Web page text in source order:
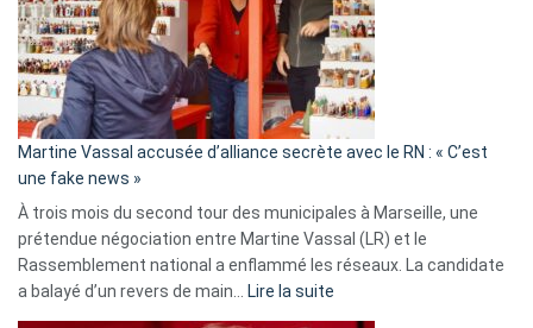
Algérie
Martine Vassal accusée d’alliance secrète avec le RN : « C’est
une fake news »
À trois mois du second tour des municipales à Marseille, une
prétendue négociation entre Martine Vassal (LR) et le
Rassemblement national a enflammé les réseaux. La candidate
a balayé d’un revers de main… Lire la suite
Martine